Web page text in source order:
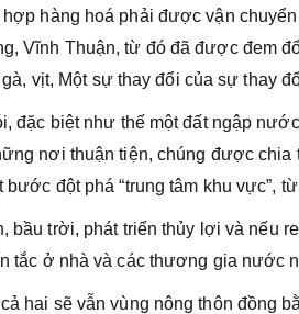
hợp hàng hoá phải được vận
Vĩnh Thuận, từ đó đã được đem
vịt, Một sự thay đổi của sự thay
đặc biệt như thế một đất ngập
nơi thuận tiện, chúng được
bước đột phá “trung tâm khu vực”,
bầu trời, phát triển thủy lợi và nếu
tắc ở nhà và các thương gia nước
hai sẽ vẫn vùng nông thôn đồng